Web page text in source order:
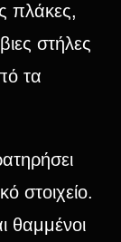
πλάκες,
στήλες
τα
στοιχείο.
θαμμένοι